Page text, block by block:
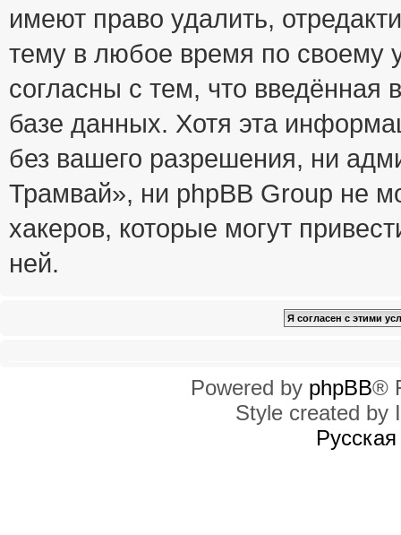
имеют право удалить,
тему в любое время по своему
согласны с тем, что
базе данных. Хотя эта
без вашего разрешения, ни
Трамвай», ни phpBB Group не
хакеров, которые могут
ней.
Powered by phpBB®
Style created by